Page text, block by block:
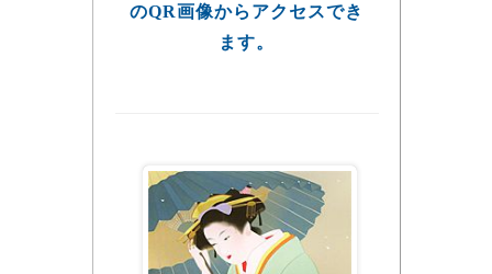
のQR画像からアクセスでき
ます。